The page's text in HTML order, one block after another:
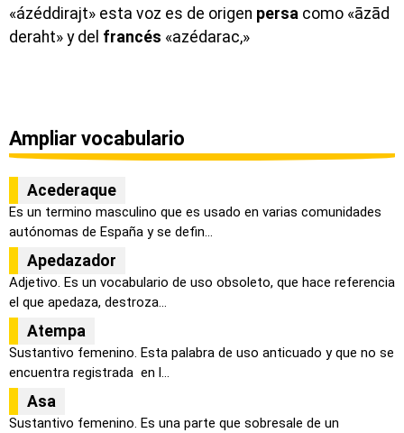
«ázéddirajt» esta voz es de origen persa como «āzād
deraht» y del francés «azédarac,»
Ampliar vocabulario
Acederaque
Es un termino masculino que es usado en varias comunidades
autónomas de España y se defin...
Apedazador
Adjetivo. Es un vocabulario de uso obsoleto, que hace referencia
el que apedaza, destroza...
Atempa
Sustantivo femenino. Esta palabra de uso anticuado y que no se
encuentra registrada en l...
Asa
Sustantivo femenino. Es una parte que sobresale de un